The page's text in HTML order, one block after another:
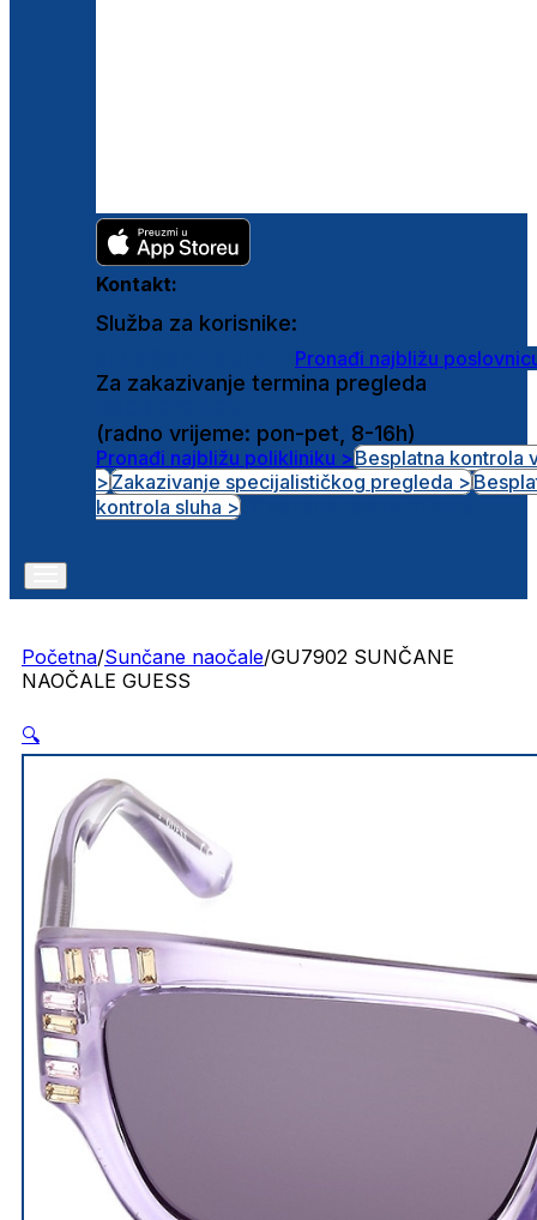
Kontakt:
Služba za korisnike:
Pronađi najbližu
Za zakazivanje termina pregleda
(radno vrijeme: pon-pet, 8-16h)
Pronađi najbližu polikliniku >Besplatna kontrola
>Zakazivanje specijalističkog pregleda >
kontrola sluha >
Početna/Sunčane naočale/GU7902 SUNČANE
NAOČALE GUESS
🔍